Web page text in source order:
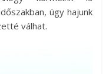
úgy hajunk
válhat.